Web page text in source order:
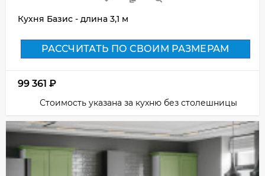
Кухня Базис - длина 3,1 м
РАССЧИТАТЬ ПО СВОИМ РАЗМЕРАМ
99 361 ₽
Стоимость указана за кухню без столешницы